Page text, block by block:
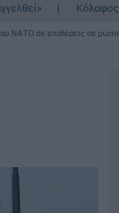
Κόλαφος ΟΟΣΑ:
ΝΑΤΟ σε επιθέσεις σε